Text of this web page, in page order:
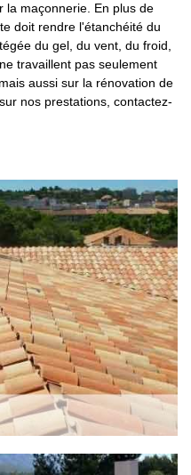
la maçonnerie. En plus de
doit rendre l'étanchéité du
du gel, du vent, du froid,
travaillent pas seulement
aussi sur la rénovation de
nos prestations, contactez-